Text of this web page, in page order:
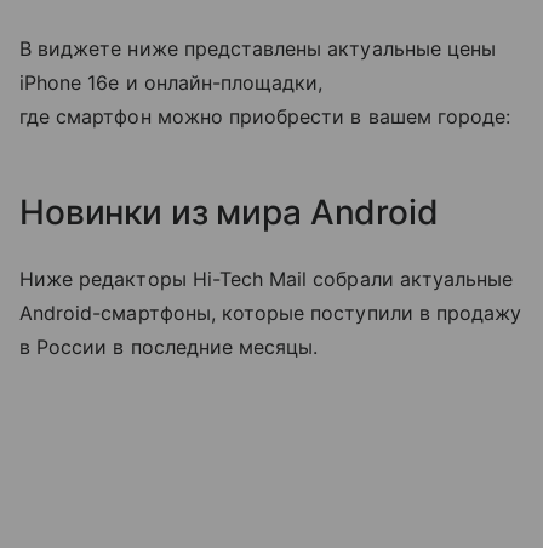
В виджете ниже представлены актуальные цены
iPhone 16e и онлайн-площадки,
где смартфон можно приобрести в вашем городе:
Новинки из мира Android
Ниже редакторы Hi-Tech Mail собрали актуальные
Android-смартфоны, которые поступили в продажу
в России в последние месяцы.